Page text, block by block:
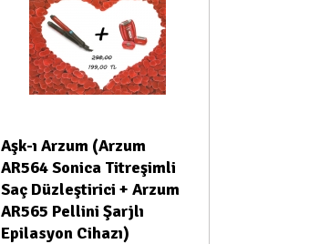
Aşk-ı Arzum (Arzum
AR564 Sonica Titreşimli
Saç Düzleştirici + Arzum
AR565 Pellini Şarjlı
Epilasyon Cihazı)